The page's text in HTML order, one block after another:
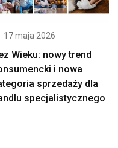
17 maja 2026
Wieku: nowy trend
i nowa
sprzedaży dla
specjalistycznego